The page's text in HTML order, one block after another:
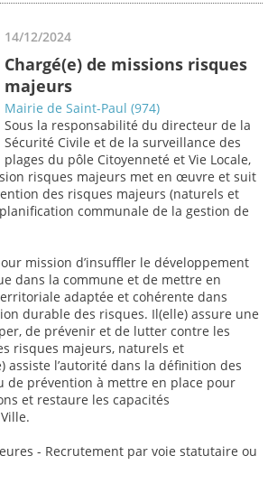
14/12/2024
Chargé(e) de missions risques
majeurs
Mairie de Saint-Paul (974)
Sous la responsabilité du directeur de la
Sécurité Civile et de la surveillance des
plages du pôle Citoyenneté et Vie Locale,
risques majeurs met en œuvre et suit
des risques majeurs (naturels et
communale de la gestion de
mission d’insuffler le développement
dans la commune et de mettre en
adaptée et cohérente dans
durable des risques. Il(elle) assure une
de prévenir et de lutter contre les
risques majeurs, naturels et
assiste l’autorité dans la définition des
de prévention à mettre en place pour
et restaure les capacités
- Recrutement par voie statutaire ou